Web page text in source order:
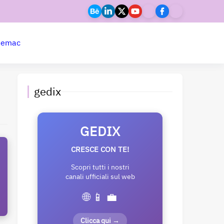
mac
gedix
GEDIX
CRESCE CON TE!
Scopri tutti i nostri
canali ufficiali sul web
🌐 📱 💼
Clicca qui →